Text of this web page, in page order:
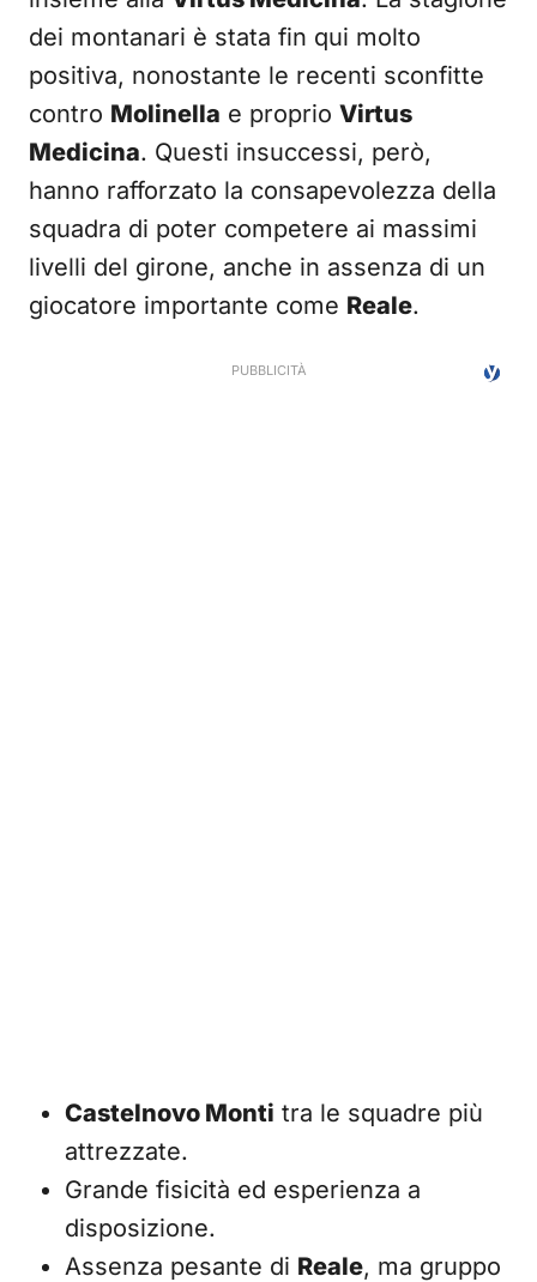
dei montanari è stata fin qui molto
positiva, nonostante le recenti sconfitte
contro Molinella e proprio Virtus
Medicina. Questi insuccessi, però,
hanno rafforzato la consapevolezza della
squadra di poter competere ai massimi
livelli del girone, anche in assenza di un
giocatore importante come Reale.
Castelnovo Monti tra le squadre più
attrezzate.
Grande fisicità ed esperienza a
disposizione.
Assenza pesante di Reale, ma gruppo